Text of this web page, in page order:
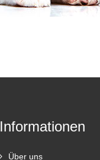
Informationen
Über uns